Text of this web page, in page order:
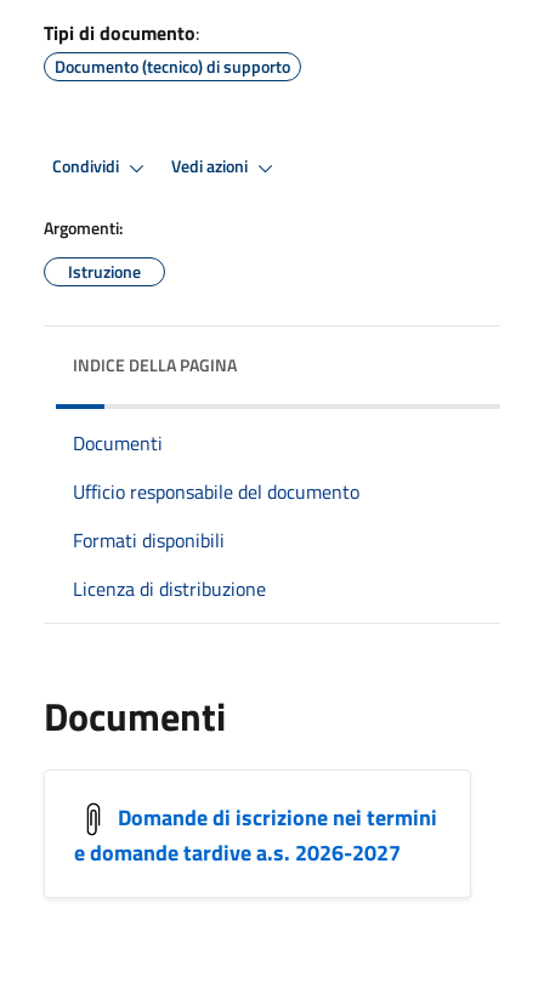
Tipi di documento:
Documento (tecnico) di supporto
Condividi Vedi azioni
Argomenti:
Istruzione
INDICE DELLA PAGINA
Documenti
Ufficio responsabile del documento
Formati disponibili
Licenza di distribuzione
Documenti
Domande di iscrizione nei termini
e domande tardive a.s. 2026-2027